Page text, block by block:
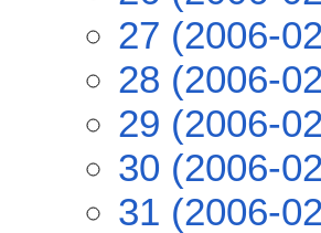
27 (2006-
28 (2006-
29 (2006-
30 (2006-
31 (2006-